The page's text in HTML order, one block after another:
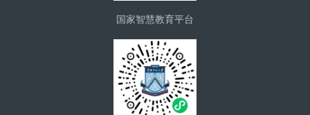
国家智慧教育平台